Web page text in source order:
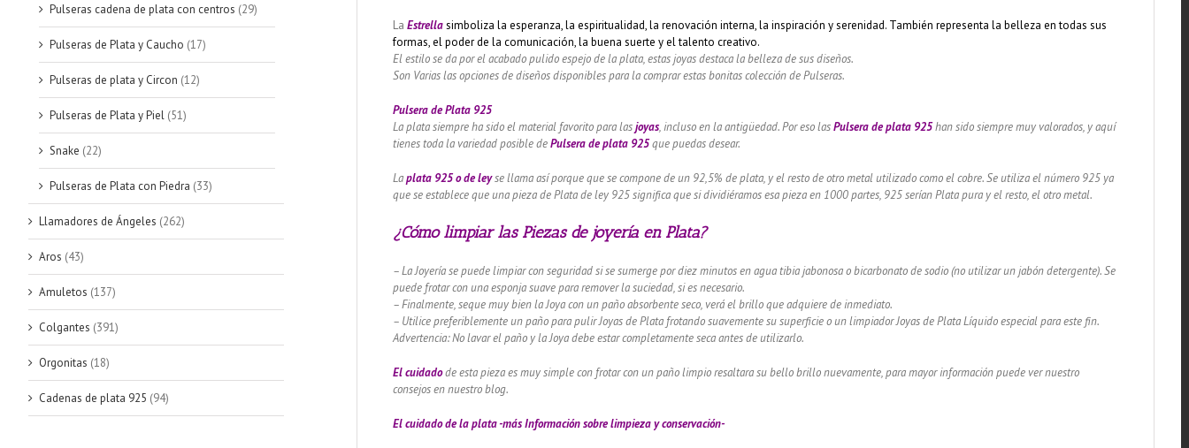
LaEstrellasimboliza la esperanza, la espiritualidad, la renovación interna, la inspiración y serenidad. También representa la belleza en todas sus
formas, el poder de la comunicación, la buena suerte y el talento creativo.
El estilo se da por el acabado pulido espejo de la plata, estas joyas destaca la belleza de sus diseños.
Son Varias las opciones de diseños disponibles para la comprar estas bonitas colección de Pulseras.
Pulsera de Plata 925
La plata siempre ha sido el material favorito para lasjoyas, incluso en la antigüedad. Por eso lasPulsera de plata 925han sido siempre muy valorados, y aquí
tienes toda la variedad posible dePulsera de plata 925que puedas desear.
Laplata 925 o de leyse llama así porque que se compone de un 92,5% de plata, y el resto de otro metal utilizado como el cobre. Se utiliza el número 925 ya
que se establece que una pieza de Plata de ley 925 significa que si dividiéramos esa pieza en 1000 partes, 925 serían Plata pura y el resto, el otro metal.
¿Cómo limpiar las Piezas de joyería en Plata?
– La Joyería se puede limpiar con seguridad si se sumerge por diez minutos en agua tibia jabonosa o bicarbonato de sodio (no utilizar un jabón detergente). Se
puede frotar con una esponja suave para remover la suciedad, si es necesario.
– Finalmente, seque muy bien la Joya con un paño absorbente seco, verá el brillo que adquiere de inmediato.
– Utilice preferiblemente un paño para pulir Joyas de Plata frotando suavemente su superficie o un limpiador Joyas de Plata Líquido especial para este fin.
Advertencia: No lavar el paño y la Joya debe estar completamente seca antes de utilizarlo.
El cuidadode esta pieza es muy simple con frotar con un paño limpio resaltara su bello brillo nuevamente, para mayor información puede ver nuestro
consejos en nuestro blog.
El cuidado dela plata -más Información sobre limpieza y conservación-
Pulseras cadena de plata con centros (29)
Pulseras de Plata y Caucho (17)
Pulseras de plata y Circon (12)
Pulseras de Plata y Piel (51)
Snake (22)
Pulseras de Plata con Piedra (33)
Llamadores de Ángeles (262)
Aros (43)
Amuletos (137)
Colgantes (391)
Orgonitas (18)
Cadenas de plata 925 (94)